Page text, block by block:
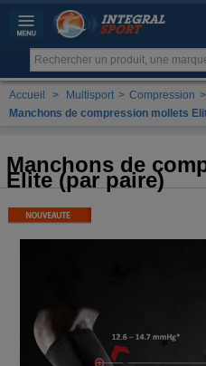
Accueil > Multisport > Compression >
Manchons de compression mollets
Manchons de
Elite (par paire)